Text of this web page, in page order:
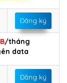
Đăng ký
/tháng
data
Đăng ký